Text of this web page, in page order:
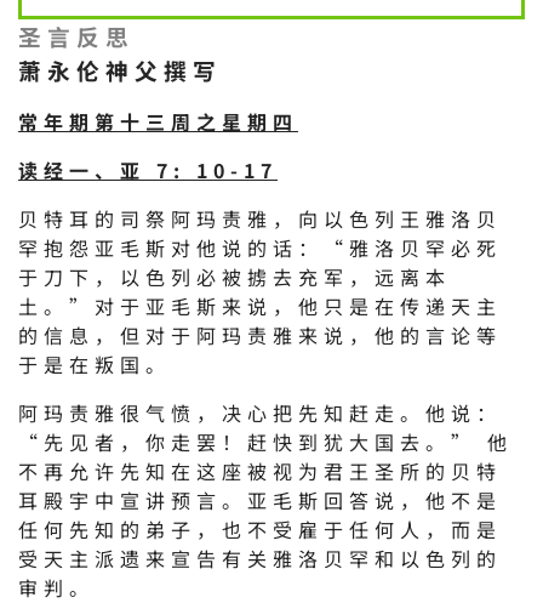
圣言反思
萧永伦神父撰写
常年期第十三周之星期四
读经一、亚 7: 10-17
贝特耳的司祭阿玛责雅，向以色列王雅洛贝
罕抱怨亚毛斯对他说的话：“雅洛贝罕必死
于刀下，以色列必被掳去充军，远离本
土。”对于亚毛斯来说，他只是在传递天主
的信息，但对于阿玛责雅来说，他的言论等
于是在叛国。
阿玛责雅很气愤，决心把先知赶走。他说：
“先见者，你走罢！赶快到犹大国去。” 他
不再允许先知在这座被视为君王圣所的贝特
耳殿宇中宣讲预言。亚毛斯回答说，他不是
任何先知的弟子，也不受雇于任何人，而是
受天主派遗来宣告有关雅洛贝罕和以色列的
审判。